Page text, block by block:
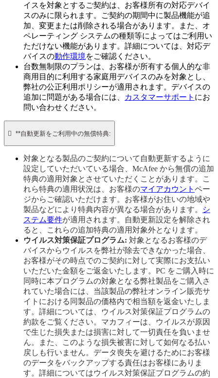
イスを対象とするご契約は、お客様所有の対応デバイ
スのみに限られます。ご契約の期間中に製品機能が追
加、変更または削除される場合があります。また、オ
ペレーティング システムの種類等によってはご利用い
ただけない機能があります。詳細については、対応デ
バイスの動作環境をご確認ください。
台数無制限のプランは、お客様が所有する個人的な非
商用目的に利用する家庭用デバイスのみを対象とし、
弊社の公正利用ポリシーが適用されます。デバイスの
追加に問題がある場合には、
カスタマーサポート にお
問い合わせください。
 **自動更新をご利用中の無償特典:
対象となる製品のご契約について自動更新するように
設定していただいている場合、McAfee から無償の追加
特典の適用対象とさせていただくことがあります。こ
れら特典の適用状況は、お客様のマイアカウント ペー
ジからご確認いただけます。お客様がお住いの地域や
製品などにより特典内容が異なる場合があります。
シ
ステム要件が適用されます。自動更新設定を解除され
ると、これらの追加特典の適用対象外となります。
ウイルス対策保証プログラム: 対象となるお客様のデ
バイスからウイルスを弊社が除去できなかった場合、
お客様がその時点でのご契約に対して実際にお支払い
いただいた金額をご返金いたします。PC をご購入時に
同時に本プログラムの対象となる弊社製品をご購入さ
れていた場合には、当該製品の弊社オンライン販売サ
イトにおける同製品の価格内で相当額を返金いたしま
す。詳細については、ウイルス対策保証プログラムの
約款をご覧ください。マカフィーは、ウイルスが原因
で生じた損失または損害に対して一切責任を負いませ
ん。また、このような損失被害に対して如何なる払い
戻しも行いません。データ喪失を避けるためにお客様
のデータをバックアップする責任はお客様にありま
す。詳細についてはウイルス対策保証プログラムの約